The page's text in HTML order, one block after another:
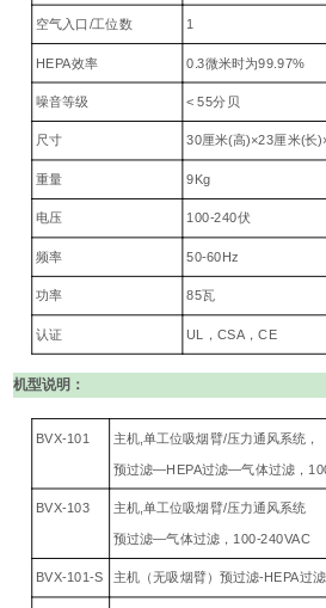
空气入口/工位数 1
HEPA效率 0.3微米时为99.97%
噪音等级 < 55分贝
尺寸 30厘米(高)×23厘米(长
重量 9Kg
电压 100-240伏
频率 50-60Hz
功率 85瓦
认证 UL，CSA，CE
机型说明：
BVX-101 主机,单工位吸烟臂/压力通风系统，
预过滤—HEPA过滤—气体过滤，
BVX-103 主机,单工位吸烟臂/压力通风系统
预过滤—气体过滤，100-240VAC
BVX-101-S 主机（无吸烟臂）预过滤-HEPA过